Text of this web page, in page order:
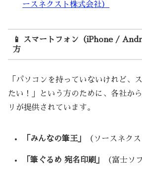
ースネクスト株式会社）
📱 スマートフォン（iPhone /
方
「パソコンを持っていないけれど、
たい！」という方のために、各社か
リが提供されています。
「みんなの筆王」 （ソースネクス
「筆ぐるめ 宛名印刷」 （富士ソ